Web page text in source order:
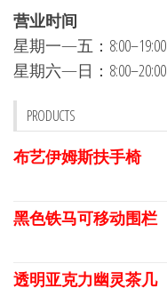
营业时间
星期一—五：8:00–19:00
星期六—日：8:00–20:00
PRODUCTS
布艺伊姆斯扶手椅
黑色铁马可移动围栏
透明亚克力幽灵茶几